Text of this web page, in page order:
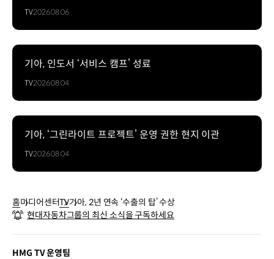
TV2026.08.06
기아, 인도서 ‘서비스 캠프’ 성료
TV2026.08.04
기아, ‘그린라이트 프로젝트’ 운영 권한 현지 이관
TV2026.08.04
홈미디어센터TV기아, 2년 연속 ‘수출의 탑’ 수상
현대자동차그룹의 최신 소식을 구독하세요
HMG TV 운영팀